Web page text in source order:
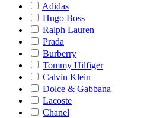
Adidas
Hugo Boss
Ralph Lauren
Prada
Burberry
Tommy Hilfiger
Calvin Klein
Dolce & Gabbana
Lacoste
Chanel